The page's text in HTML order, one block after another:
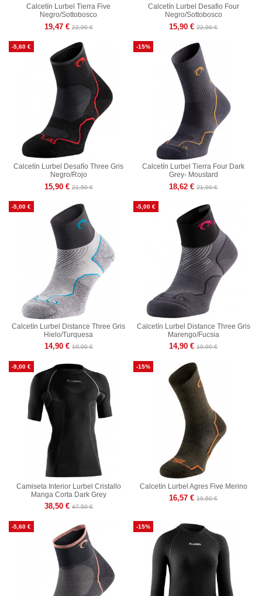
Calcetín Lurbel Tierra Five
Negro/Sottobosco
19,47 € 22,90 €
Calcetín Lurbel Desafio Four
Negro/Sottobosco
15,90 € 22,90 €
-5,60 €
Calcetín Lurbel Desafío Three Gris
Negro/Rojo
15,90 € 21,50 €
-15%
Calcetín Lurbel Tierra Four Dark
Grey- Moustard
18,62 € 21,90 €
-5,00 €
Calcetín Lurbel Distance Three Gris
Hielo/Turquesa
14,90 € 19,90 €
-5,00 €
Calcetín Lurbel Distance Three Gris
Marengo/Fucsia
14,90 € 19,90 €
-9,00 €
Camiseta Interior Lurbel Cristallo
Manga Corta Dark Grey
38,50 € 47,50 €
-15%
Calcetín Lurbel Agres Five Merino
16,57 € 19,50 €
-5,60 € -15%